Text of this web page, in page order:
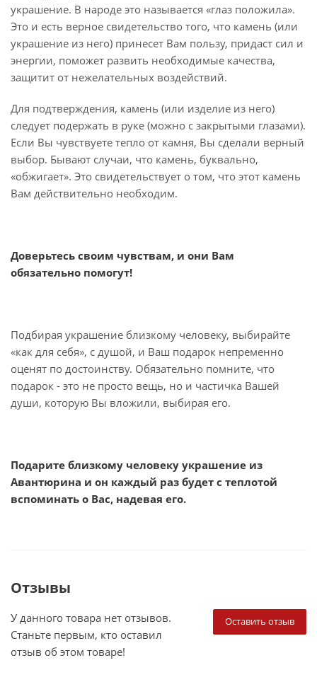
украшение. В народе это называется «глаз положила».
Это и есть верное свидетельство того, что камень (или
украшение из него) принесет Вам пользу, придаст сил и
энергии, поможет развить необходимые качества,
защитит от нежелательных воздействий.
Для подтверждения, камень (или изделие из него)
следует подержать в руке (можно с закрытыми глазами).
Если Вы чувствуете тепло от камня, Вы сделали верный
выбор. Бывают случаи, что камень, буквально,
«обжигает». Это свидетельствует о том, что этот камень
Вам действительно необходим.
Доверьтесь своим чувствам, и они Вам
обязательно помогут!
Подбирая украшение близкому человеку, выбирайте
«как для себя», с душой, и Ваш подарок непременно
оценят по достоинству. Обязательно помните, что
подарок - это не просто вещь, но и частичка Вашей
души, которую Вы вложили, выбирая его.
Подарите близкому человеку украшение из
Авантюрина и он каждый раз будет с теплотой
вспоминать о Вас, надевая его.
Отзывы
Оставить отзыв
У данного товара нет отзывов.
Станьте первым, кто оставил
отзыв об этом товаре!